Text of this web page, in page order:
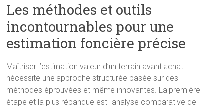
Les méthodes et outils
incontournables pour une
estimation foncière précise
Maîtriser l’estimation valeur d’un terrain avant achat
nécessite une approche structurée basée sur des
méthodes éprouvées et même innovantes. La première
étape et la plus répandue est l’analyse comparative de